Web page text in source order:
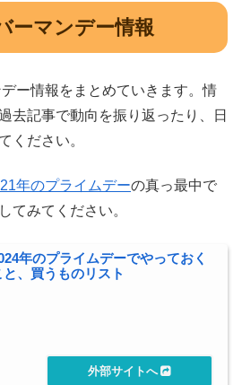
ーマンデー情報
ー情報をまとめていきます。情
去記事で動向を振り返ったり、日
ください。
年のプライムデーの真っ最中で
てみてください。
年のプライムデーでやっておく
と、買うものリスト